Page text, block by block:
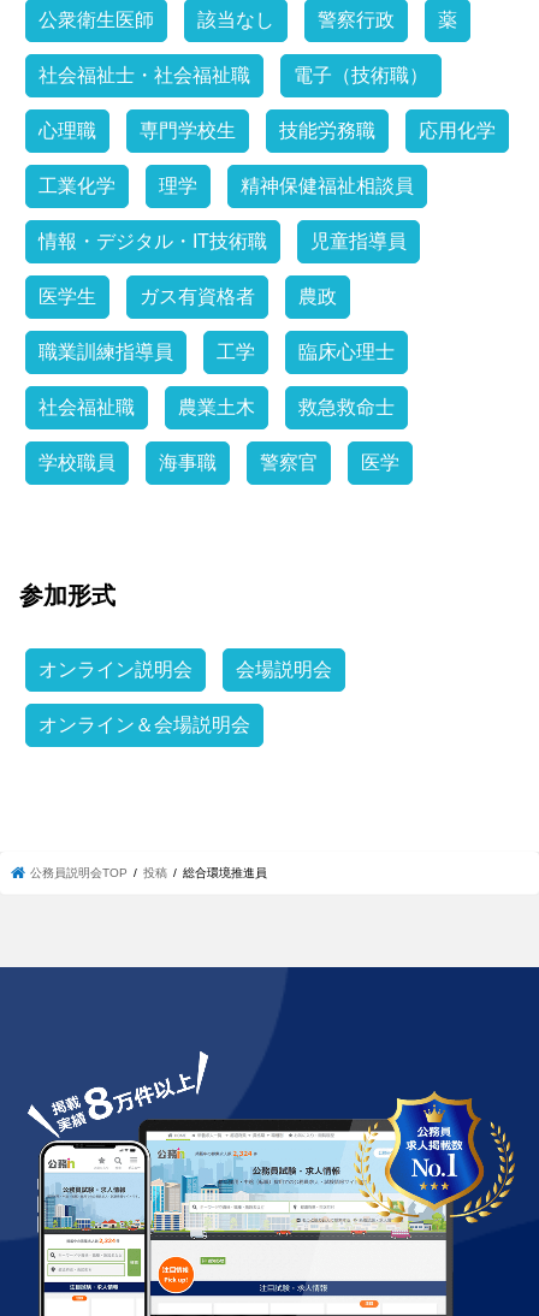
公衆衛生医師 該当なし 警察行政 薬
社会福祉士・社会福祉職 電子（技術職）
心理職 専門学校生 技能労務職 応用化学
工業化学 理学 精神保健福祉相談員
情報・デジタル・IT技術職 児童指導員
医学生 ガス有資格者 農政
職業訓練指導員 工学 臨床心理士
社会福祉職 農業土木 救急救命士
学校職員 海事職 警察官 医学
参加形式
オンライン説明会 会場説明会
オンライン＆会場説明会
公務員説明会TOP 投稿 総合環境推進員